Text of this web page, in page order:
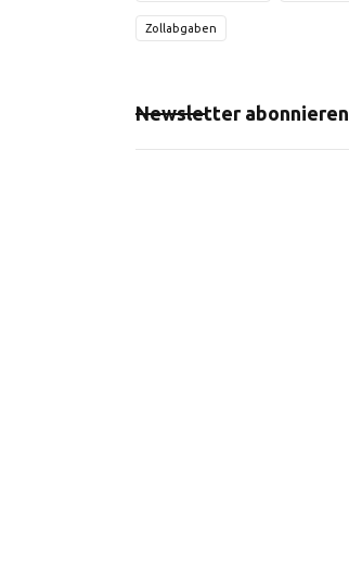
Zollabgaben
Newsletter abonnieren